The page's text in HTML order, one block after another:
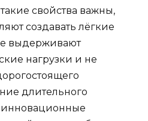
свойства важны,
создавать лёгкие
выдерживают
нагрузки и не
длительного
инновационные